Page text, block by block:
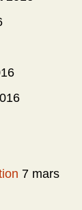
7 mars